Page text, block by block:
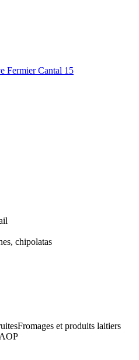
Fermier Cantal 15
chipolatas
Fromages et produits laitiers